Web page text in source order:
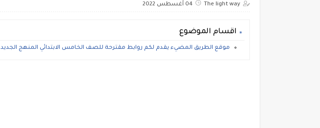
The light way 04 أغسطس 2022
اقسام الموضوع
موقع الطريق المضيء يقدم لكم روابط مقترحة للصف الخامس الابتدائي المنهج الجديد